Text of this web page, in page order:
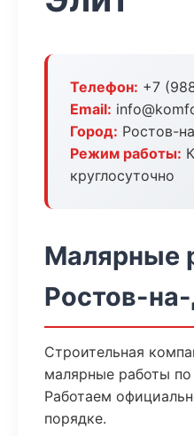
Телефон: +7
Email:
Город: Ростов-
Режим работы:
круглосуточно
Малярные
Ростов-
Строительная
малярные работы
Работаем
порядке.